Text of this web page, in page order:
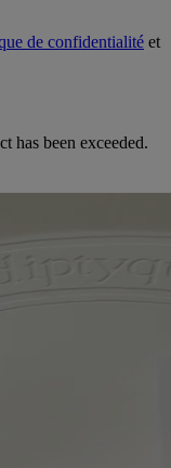
de confidentialité et
has been exceeded.